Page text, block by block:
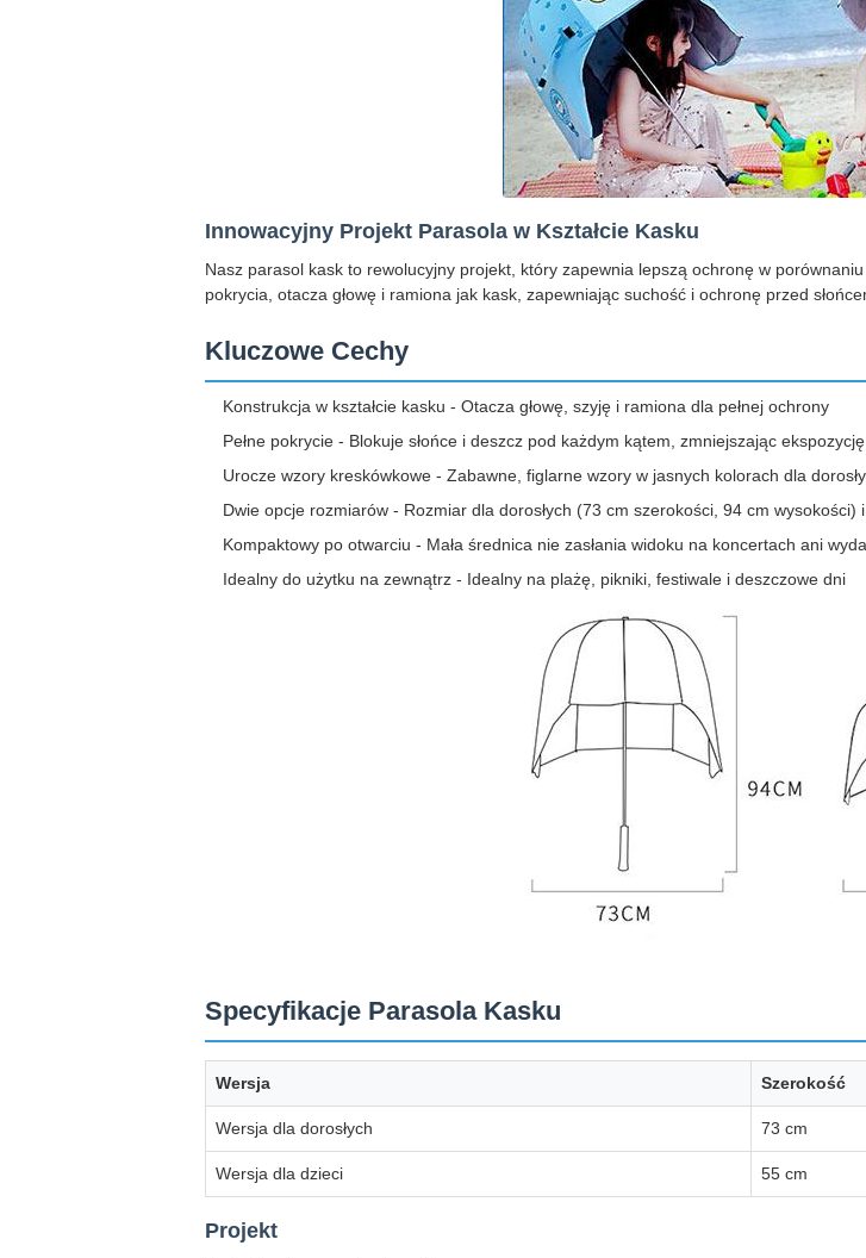
Innowacyjny Projekt Parasola w Kształcie Kasku
Nasz parasol kask to rewolucyjny projekt, który zapewnia lepszą ochronę w
pokrycia, otacza głowę i ramiona jak kask, zapewniając suchość i ochronę przed
Kluczowe Cechy
Konstrukcja w kształcie kasku - Otacza głowę, szyję i ramiona dla pełnej ochrony
Pełne pokrycie - Blokuje słońce i deszcz pod każdym kątem, zmniejszając
Urocze wzory kreskówkowe - Zabawne, figlarne wzory w jasnych kolorach dla
Dwie opcje rozmiarów - Rozmiar dla dorosłych (73 cm szerokości, 94 cm
Kompaktowy po otwarciu - Mała średnica nie zasłania widoku na koncertach ani
Idealny do użytku na zewnątrz - Idealny na plażę, pikniki, festiwale i deszczowe dni
Specyfikacje Parasola Kasku
Wersja Szerokość
Wersja dla dorosłych 73 cm
Wersja dla dzieci 55 cm
Projekt